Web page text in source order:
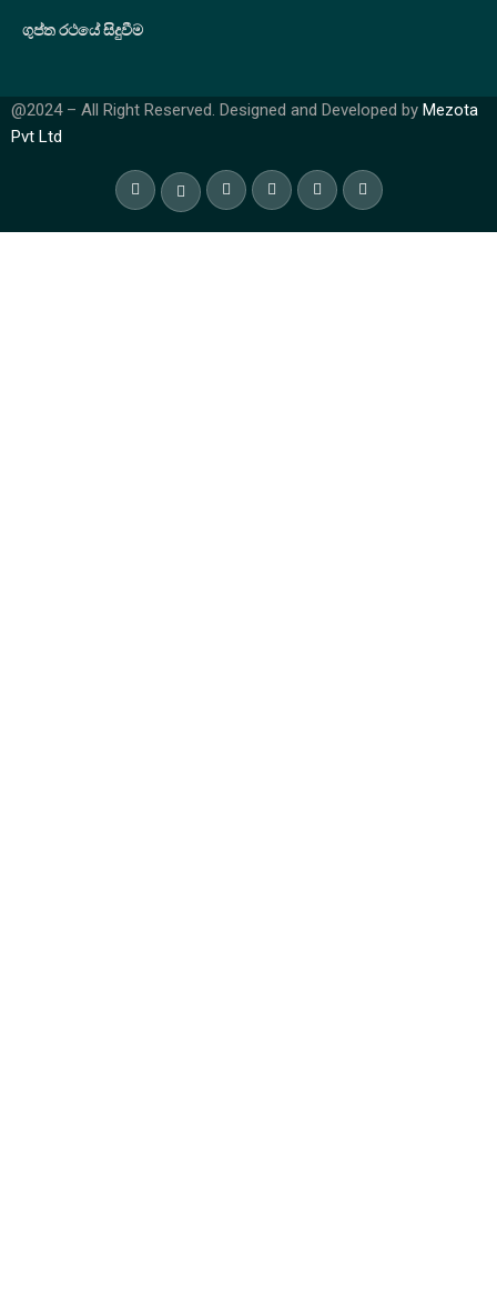
ගුප්ත රථයේ සිදුවීම
@2024 – All Right Reserved. Designed and Developed by Mezota
Pvt Ltd